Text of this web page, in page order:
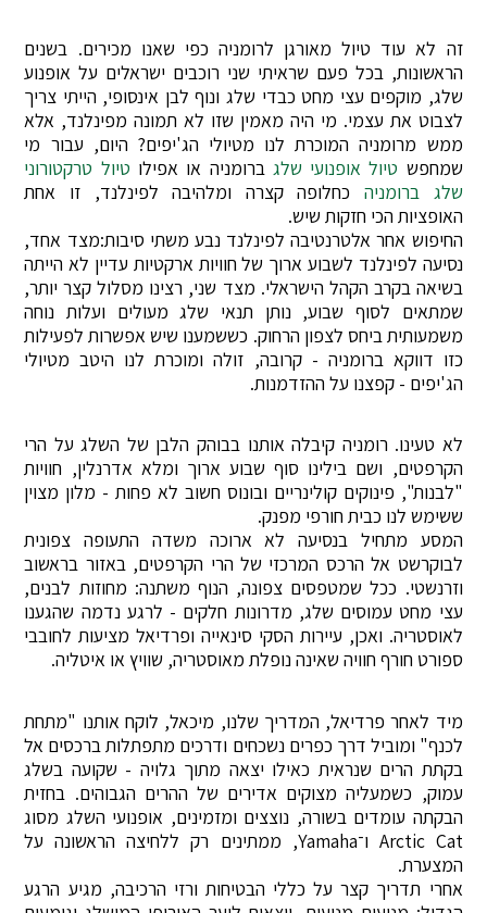
זה לא עוד טיול מאורגן לרומניה כפי שאנו מכירים. בשנים
הראשונות, בכל פעם שראיתי שני רוכבים ישראלים על אופנוע
שלג, מוקפים עצי מחט כבדי שלג ונוף לבן אינסופי, הייתי צריך
לצבוט את עצמי. מי היה מאמין שזו לא תמונה מפינלנד, אלא
ממש מרומניה המוכרת לנו מטיולי הג'יפים? היום, עבור מי
שמחפש טיול אופנועי שלגברומניה או אפילו טיול טרקטורוני
שלג ברומניה כחלופה קצרה ומלהיבה לפינלנד, זו אחת
האופציות הכי חזקות שיש.
החיפוש אחר אלטרנטיבה לפינלנד נבע משתי סיבות:מצד אחד,
נסיעה לפינלנד לשבוע ארוך של חוויות ארקטיות עדיין לא הייתה
בשיאה בקרב הקהל הישראלי. מצד שני, רצינו מסלול קצר יותר,
שמתאים לסוף שבוע, נותן תנאי שלג מעולים ועלות נוחה
משמעותית ביחס לצפון הרחוק. כששמענו שיש אפשרות לפעילות
כזו דווקא ברומניה - קרובה, זולה ומוכרת לנו היטב מטיולי
הג'יפים - קפצנו על ההזדמנות.
לא טעינו. רומניה קיבלה אותנו בבוהק הלבן של השלג על הרי
הקרפטים, ושם בילינו סוף שבוע ארוך ומלא אדרנלין, חוויות
"לבנות", פינוקים קולינריים ובונוס חשוב לא פחות - מלון מצוין
ששימש לנו כבית חורפי מפנק.
המסע מתחיל בנסיעה לא ארוכה משדה התעופה צפונית
לבוקרשט אל הרכס המרכזי של הרי הקרפטים, באזור בראשוב
וזרנשטי. ככל שמטפסים צפונה, הנוף משתנה: מחוזות לבנים,
עצי מחט עמוסים שלג, מדרונות חלקים - לרגע נדמה שהגענו
לאוסטריה. ואכן, עיירות הסקי סינאייה ופרדיאל מציעות לחובבי
ספורט חורף חוויה שאינה נופלת מאוסטריה, שוויץ או איטליה.
מיד לאחר פרדיאל, המדריך שלנו, מיכאל, לוקח אותנו "מתחת
לכנף" ומוביל דרך כפרים נשכחים ודרכים מתפתלות ברכסים אל
בקתת הרים שנראית כאילו יצאה מתוך גלויה - שקועה בשלג
עמוק, כשמעליה מצוקים אדירים של ההרים הגבוהים. בחזית
הבקתה עומדים בשורה, נוצצים ומזמינים, אופנועי השלג מסוג
Arctic Cat ו־Yamaha, ממתינים רק ללחיצה הראשונה על
המצערת.
אחרי תדריך קצר על כללי הבטיחות ורזי הרכיבה, מגיע הרגע